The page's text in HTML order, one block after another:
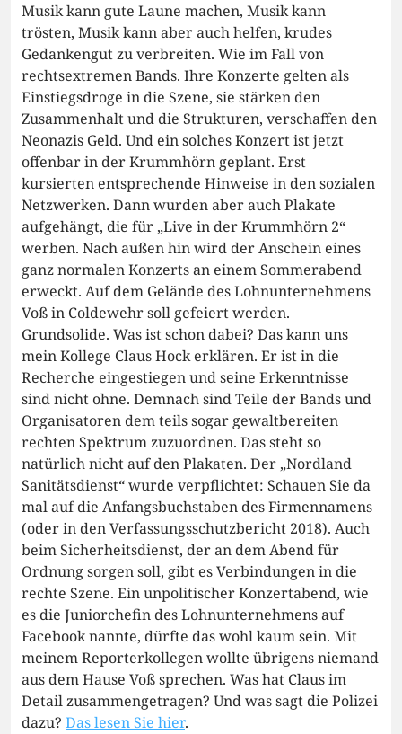
Musik kann gute Laune machen, Musik kann
trösten, Musik kann aber auch helfen, krudes
Gedankengut zu verbreiten. Wie im Fall von
rechtsextremen Bands. Ihre Konzerte gelten als
Einstiegsdroge in die Szene, sie stärken den
Zusammenhalt und die Strukturen, verschaffen den
Neonazis Geld. Und ein solches Konzert ist jetzt
offenbar in der Krummhörn geplant. Erst
kursierten entsprechende Hinweise in den sozialen
Netzwerken. Dann wurden aber auch Plakate
aufgehängt, die für „Live in der Krummhörn 2“
werben. Nach außen hin wird der Anschein eines
ganz normalen Konzerts an einem Sommerabend
erweckt. Auf dem Gelände des Lohnunternehmens
Voß in Coldewehr soll gefeiert werden.
Grundsolide. Was ist schon dabei? Das kann uns
mein Kollege Claus Hock erklären. Er ist in die
Recherche eingestiegen und seine Erkenntnisse
sind nicht ohne. Demnach sind Teile der Bands und
Organisatoren dem teils sogar gewaltbereiten
rechten Spektrum zuzuordnen. Das steht so
natürlich nicht auf den Plakaten. Der „Nordland
Sanitätsdienst“ wurde verpflichtet: Schauen Sie da
mal auf die Anfangsbuchstaben des Firmennamens
(oder in den Verfassungsschutzbericht 2018). Auch
beim Sicherheitsdienst, der an dem Abend für
Ordnung sorgen soll, gibt es Verbindungen in die
rechte Szene. Ein unpolitischer Konzertabend, wie
es die Juniorchefin des Lohnunternehmens auf
Facebook nannte, dürfte das wohl kaum sein. Mit
meinem Reporterkollegen wollte übrigens niemand
aus dem Hause Voß sprechen. Was hat Claus im
Detail zusammengetragen? Und was sagt die Polizei
dazu? Das lesen Sie hier.